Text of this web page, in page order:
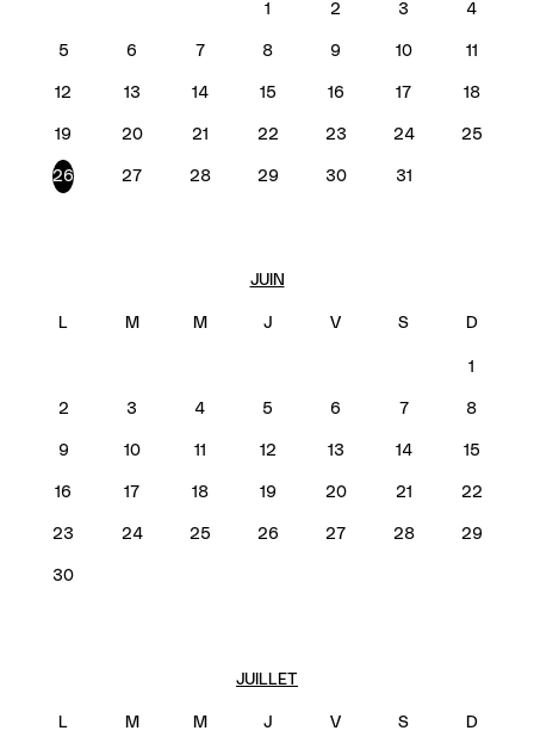
1 2 3 4
5 6 7 8 9 10 11
12 13 14 15 16 17 18
19 20 21 22 23 24 25
26 27 28 29 30 31
JUIN
1
2 3 4 5 6 7 8
9 10 11 12 13 14 15
16 17 18 19 20 21 22
23 24 25 26 27 28 29
30
JUILLET